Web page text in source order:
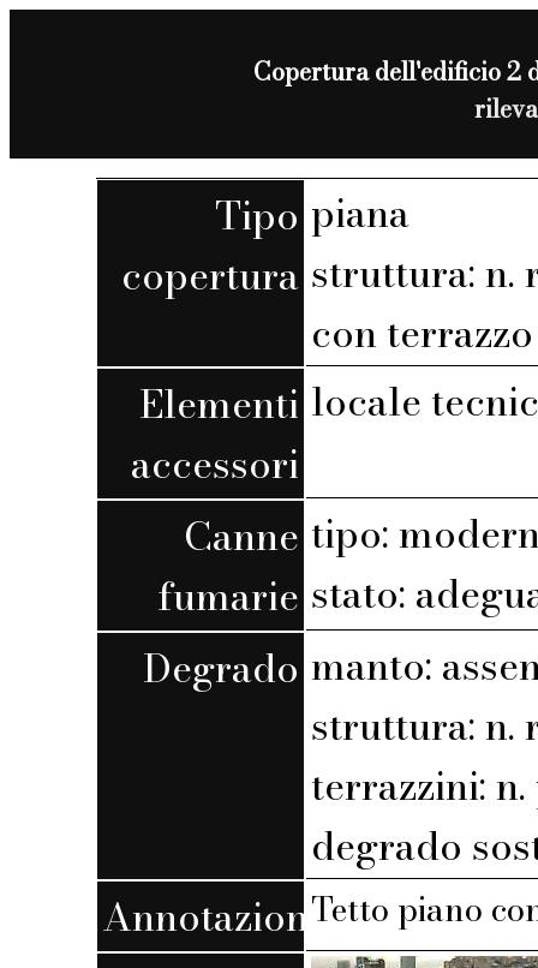
Copertura dell'edificio 2
Tipo
copertura
piana
struttura: n.
con
Elementi
accessori
locale
Canne
fumarie
tipo:
stato:
Degrado manto:
struttura: n.
terrazzini: n.
degrado
AnnotazioniTetto piano